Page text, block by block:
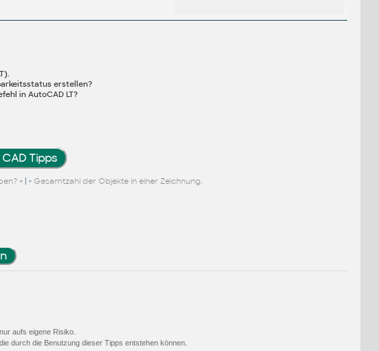
erstellen?
in AutoCAD LT?
CAD Tipps
« | » Gesamtzahl der Objekte in einer Zeichnung.
aufs eigene Risiko.
durch die Benutzung dieser Tipps entstehen können.